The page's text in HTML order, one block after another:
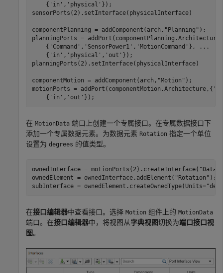
    {
'in' , 'physical' });
sensorPorts(2).setInterface(physicalInterface)
componentPlanning = addComponent(arch, "Planning" );
planningPorts =
    {
'Command' , 'SensorPower1' , 'MotionCommand' },
...
    {
'in' , 'physical' , 'out' });
planningPorts(2).setInterface(physicalInterface)
componentMotion = addComponent(arch, "Motion" );
motionPorts = addPort(componentMotion.Architecture,{
    {
'in' , 'out' });
在 MotionData 端口上创建一个专属接口。在专属数据接口下
添加一个专属数据元素。为数据元素 Rotation 指定一个单位
设置为 degrees 的值类型。
ownedInterface = motionPorts(2).createInterface(
ownedElement = ownedInterface.addElement( "Rotation" );
subInterface = ownedElement.createOwnedType(Units=
在接口编辑器中查看接口。选择 Motion 组件上的 MotionData
端口。在接口编辑器中，将视图从字典视图切换为端口接口视
图。